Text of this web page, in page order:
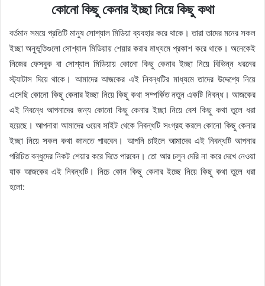
কোনো কিছু কেনার ইচ্ছা নিয়ে কিছু কথা
বর্তমান সময়ে প্রতিটি মানুষ সোশ্যাল মিডিয়া ব্যবহার করে থাকে। তারা তাদের মনের সকল
ইচ্ছা অনুভূতিগুলো সোশ্যাল মিডিয়ায় শেয়ার করার মাধ্যমে প্রকাশ করে থাকে। অনেকেই
নিজের ফেসবুক বা সোশ্যাল মিডিয়ায় কোনো কিছু কেনার ইচ্ছা নিয়ে বিভিন্ন ধরনের
স্ট্যাটাস দিয়ে থাকে। আমাদের আজকের এই নিবন্ধটির মাধ্যমে তাদের উদ্দেশ্যে নিয়ে
এসেছি কোনো কিছু কেনার ইচ্ছা নিয়ে কিছু কথা সম্পর্কিত নতুন একটি নিবন্ধ। আজকের
এই নিবন্ধে আপনাদের জন্য কোনো কিছু কেনার ইচ্ছা নিয়ে বেশ কিছু কথা তুলে ধরা
হয়েছে। আপনারা আমাদের ওয়েব সাইট থেকে নিবন্ধটি সংগ্রহ করলে কোনো কিছু কেনার
ইচ্ছা নিয়ে সকল কথা জানতে পারবেন। আপনি চাইলে আমাদের এই নিবন্ধটি আপনার
পরিচিত বন্ধুদের নিকট শেয়ার করে দিতে পারবেন। তো আর চলুন দেরি না করে দেখে নেওয়া
যাক আজকের এই নিবন্ধটি। নিচে কোন কিছু কেনার ইচ্ছে নিয়ে কিছু কথা তুলে ধরা
হলো: